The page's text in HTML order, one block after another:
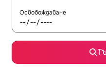
Освобождаване